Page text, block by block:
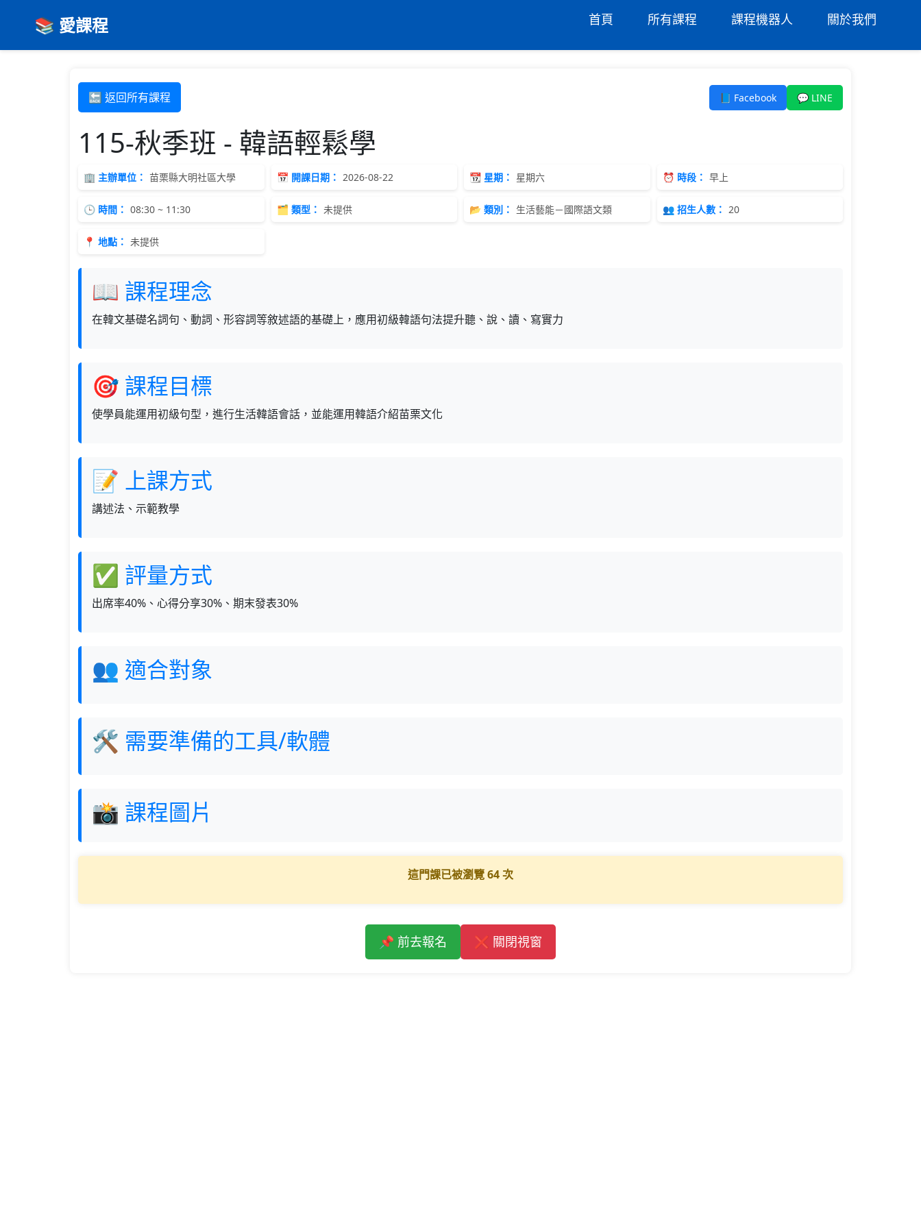
📚 愛課程 首頁 所有課程 課程機器人 關於我們
🔙 返回所有課程 📘 Facebook 💬 LINE
115-秋季班 - 韓語輕鬆學
🏢 主辦單位： 苗栗縣大明社區大學 📅 開課日期： 2026-08-22 📆 星期： 星期六 ⏰ 時段： 早上
🕒 時間： 08:30 ~ 11:30 🗂 類型： 未提供 📂 類別： 生活藝能－國際語文類 👥 招生人數： 20
📍 地點： 未提供
📖 課程理念
在韓文基礎名詞句、動詞、形容詞等敘述語的基礎上，應用初級韓語句法提升聽、說、讀、寫實力
🎯 課程目標
使學員能運用初級句型，進行生活韓語會話，並能運用韓語介紹苗栗文化
📝 上課方式
講述法、示範教學
✅ 評量方式
出席率40%、心得分享30%、期末發表30%
👥 適合對象
🛠 需要準備的工具/軟體
📸 課程圖片
這門課已被瀏覽64次
📌 前去報名 ❌ 關閉視窗